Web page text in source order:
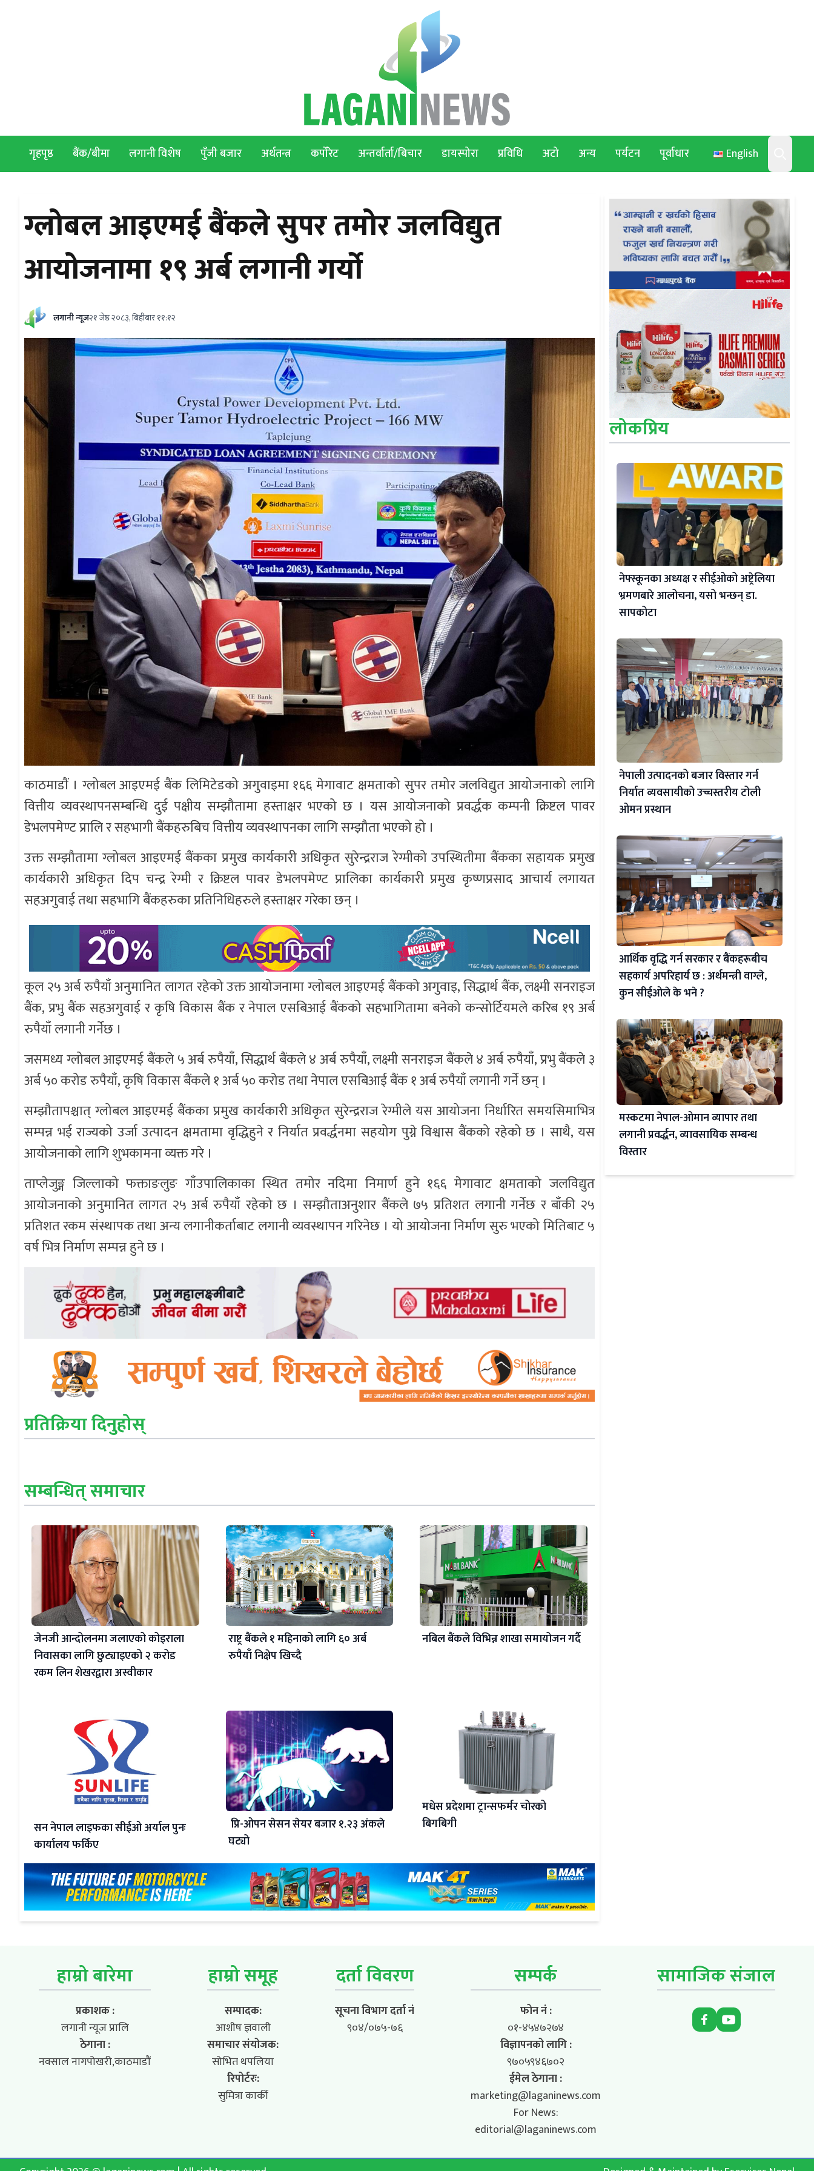
English
Search
गृहपृष्ठ बैंक/बीमा लगानी विशेष पुँजी बजार अर्थतन्त्र कर्पोरेट अन्तर्वार्ता/बिचार डायस्पोरा प्रविधि अटो अन्य पर्यटन पूर्वाधार
ग्लोबल आइएमई बैंकले सुपर तमोर जलविद्युत
आयोजनामा १९ अर्ब लगानी गर्यो
लगानी न्यूज२१ जेष्ठ २०८३, बिहीबार ११:१२
काठमाडाैं । ग्लोबल आइएमई बैंक लिमिटेडको अगुवाइमा १६६ मेगावाट क्षमताको सुपर तमोर जलविद्युत आयोजनाको लागि
वित्तीय व्यवस्थापनसम्बन्धि दुई पक्षीय सम्झौतामा हस्ताक्षर भएको छ । यस आयोजनाको प्रवर्द्धक कम्पनी क्रिष्टल पावर
डेभलपमेण्ट प्रालि र सहभागी बैंकहरुबिच वित्तीय व्यवस्थापनका लागि सम्झौता भएको हो ।
उक्त सम्झौतामा ग्लोबल आइएमई बैंकका प्रमुख कार्यकारी अधिकृत सुरेन्द्रराज रेग्मीको उपस्थितीमा बैंकका सहायक प्रमुख
कार्यकारी अधिकृत दिप चन्द्र रेग्मी र क्रिष्टल पावर डेभलपमेण्ट प्रालिका कार्यकारी प्रमुख कृष्णप्रसाद आचार्य लगायत
सहअगुवाई तथा सहभागि बैंकहरुका प्रतिनिधिहरुले हस्ताक्षर गरेका छन् ।
कूल २५ अर्ब रुपैयाँ अनुमानित लागत रहेको उक्त आयोजनामा ग्लोबल आइएमई बैंकको अगुवाइ, सिद्धार्थ बैंक, लक्ष्मी सनराइज
बैंक, प्रभु बैंक सहअगुवाई र कृषि विकास बैंक र नेपाल एसबिआई बैंकको सहभागितामा बनेको कन्सोर्टियमले करिब १९ अर्ब
रुपैयाँ लगानी गर्नेछ ।
जसमध्य ग्लोबल आइएमई बैंकले ५ अर्ब रुपैयाँ, सिद्धार्थ बैंकले ४ अर्ब रुपैयाँ, लक्ष्मी सनराइज बैंकले ४ अर्ब रुपैयाँ, प्रभु बैंकले ३
अर्ब ५० करोड रुपैयाँ, कृषि विकास बैंकले १ अर्ब ५० करोड तथा नेपाल एसबिआई बैंक १ अर्ब रुपैयाँ लगानी गर्ने छन् ।
सम्झौतापश्चात् ग्लोबल आइएमई बैंकका प्रमुख कार्यकारी अधिकृत सुरेन्द्रराज रेग्मीले यस आयोजना निर्धारित समयसिमाभित्र
सम्पन्न भई राज्यको उर्जा उत्पादन क्षमतामा वृद्धिहुने र निर्यात प्रवर्द्धनमा सहयोग पुग्ने विश्वास बैंकको रहेको छ । साथै, यस
आयोजनाको लागि शुभकामना व्यक्त गरे ।
ताप्लेजुङ्ग जिल्लाको फक्ताङलुङ गाँउपालिकाका स्थित तमोर नदिमा निमार्ण हुने १६६ मेगावाट क्षमताको जलविद्युत
आयोजनाको अनुमानित लागत २५ अर्ब रुपैयाँ रहेको छ । सम्झौताअनुशार बैंकले ७५ प्रतिशत लगानी गर्नेछ र बाँकी २५
प्रतिशत रकम संस्थापक तथा अन्य लगानीकर्ताबाट लगानी व्यवस्थापन गरिनेछ । यो आयोजना निर्माण सुरु भएको मितिबाट ५
वर्ष भित्र निर्माण सम्पन्न हुने छ ।
प्रतिक्रिया दिनुहोस्
सम्बन्धित् समाचार
जेनजी आन्दोलनमा जलाएको कोइराला
निवासका लागि छुट्याइएको २ करोड
रकम लिन शेखरद्वारा अस्वीकार
राष्ट्र बैंकले १ महिनाको लागि ६० अर्ब
रुपैयाँ निक्षेप खिच्दै
नबिल बैंकले विभिन्न शाखा समायोजन गर्दै
सन नेपाल लाइफका सीईओ अर्याल पुनः
कार्यालय फर्किए
प्रि-ओपन सेसन सेयर बजार १.२३ अंकले
घट्यो
मधेस प्रदेशमा ट्रान्सफर्मर चोरको
बिगबिगी
लोकप्रिय
नेफ्स्कूनका अध्यक्ष र सीईओको अष्ट्रेलिया
भ्रमणबारे आलोचना, यसो भन्छन् डा‍.
सापकोटा
नेपाली उत्पादनको बजार विस्तार गर्न
निर्यात व्यवसायीको उच्चस्तरीय टोली
ओमन प्रस्थान
आर्थिक वृद्धि गर्न सरकार र बैंकहरूबीच
सहकार्य अपरिहार्य छ : अर्थमन्त्री वाग्ले,
कुन सीईओले के भने ?
मस्कटमा नेपाल-ओमान व्यापार तथा
लगानी प्रवर्द्धन, व्यावसायिक सम्बन्ध
विस्तार
हाम्रो बारेमा
प्रकाशक :
लगानी न्यूज प्रालि
ठेगाना :
नक्साल नागपोखरी,काठमाडौं
हाम्रो समूह
सम्पादक:
आशीष ज्ञवाली
समाचार संयोजक:
सोभित थपलिया
रिपोर्टरः:
सुमित्रा कार्की
दर्ता विवरण
सूचना विभाग दर्ता नं
९०४/०७५-७६
सम्पर्क
फोन नं :
०१-४५४७२७४
विज्ञापनको लागि :
९७०५९४६७०२
ईमेल ठेगाना :
marketing@laganinews.com
For News:
editorial@laganinews.com
सामाजिक संजाल